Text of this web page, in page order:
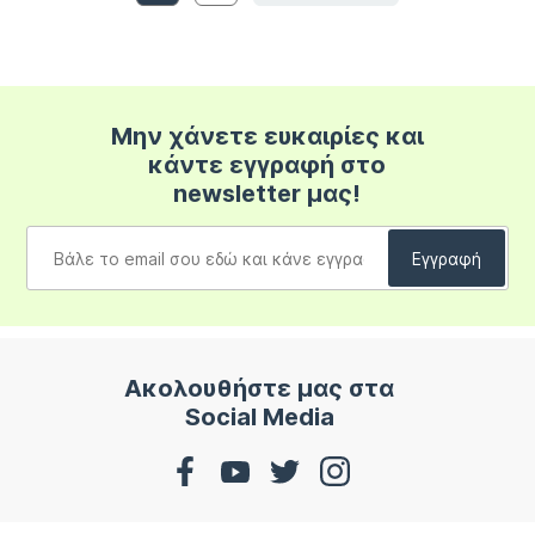
Μην χάνετε ευκαιρίες και
κάντε εγγραφή στο
newsletter μας!
Ακολουθήστε μας στα
Social Media